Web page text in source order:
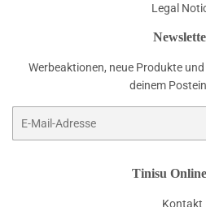
Legal
Werbeaktionen, neue Produkte
deinem
Tinisu
Kontakt